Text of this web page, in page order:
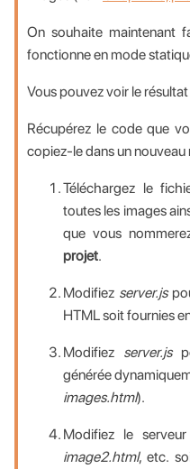
On souhaite maintenant
fonctionne en mode
Vous pouvez voir le
Récupérez le code que
copiez-le dans un
Téléchargez le
toutes les images
que vous
projet.
Modifiez server.js
HTML soit fournies
Modifiez server.js
générée
images.html).
Modifiez le
image2.html, etc.